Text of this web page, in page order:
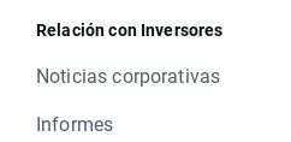
Relación con Inversores
Noticias corporativas
Informes